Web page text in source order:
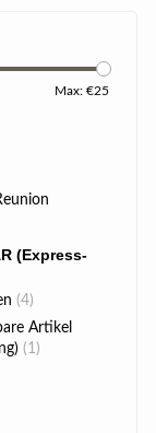
Max: €25
(Express-
(4)
Artikel
(1)